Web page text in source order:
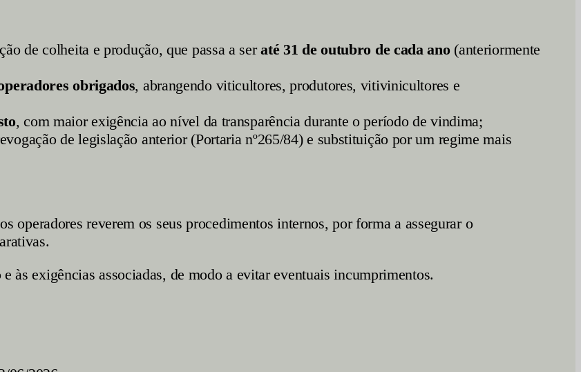
de colheita e produção, que passa a seraté 31 de outubro de cada ano(anteriormente
obrigados, abrangendo viticultores, produtores, vitivinicultores e
, com maior exigência ao nível da transparência durante o período de vindima;
de legislação anterior (Portaria nº265/84) e substituição por um regime mais
operadores reverem os seus procedimentos internos, por forma a assegurar o
às exigências associadas, de modo a evitar eventuais incumprimentos.